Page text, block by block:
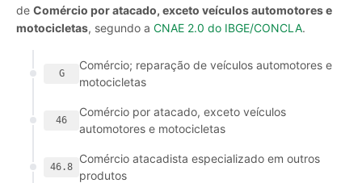
de Comércio por atacado, exceto veículos automotores e
motocicletas, segundo a CNAE 2.0 do IBGE/CONCLA.
G
Comércio; reparação de veículos automotores e
motocicletas
46
Comércio por atacado, exceto veículos
automotores e motocicletas
46.8
Comércio atacadista especializado em outros
produtos